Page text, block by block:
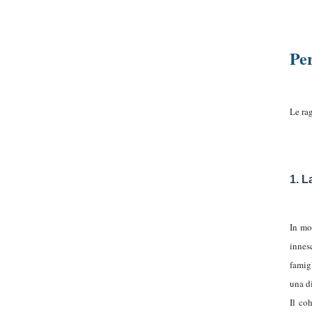
Le
1.
In
una
Il